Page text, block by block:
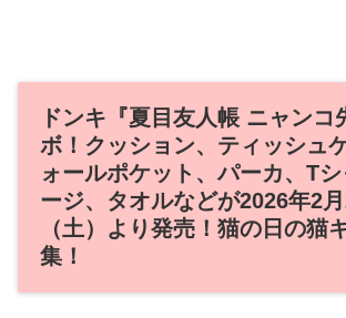
ドンキ『夏目友人帳 ニャンコ
ボ！クッション、ティッシュ
ォールポケット、パーカ、T
ージ、タオルなどが2026年2月
（土）より発売！猫の日の猫
集！